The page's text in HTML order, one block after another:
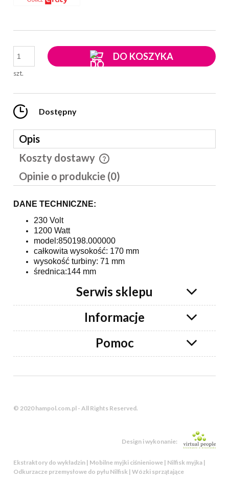
szt.
DO KOSZYKA
Dostępny
Opis
Koszty dostawy
Cena nie zawiera ewentualnych kosztów płatności
Opinie o produkcie (0)
DANE TECHNICZNE:
230 Volt
1200 Watt
model:850198.000000
całkowita wysokość: 170 mm
wysokość turbiny: 71 mm
średnica:144 mm
Serwis sklepu
Informacje
Pomoc
© 2020 hampol.com.pl - All Rights Reserved.
Design i wykonanie:
Ekstraktory do wykładzin | Mobilne myjki ciśnieniowe | Nilfisk myjka |
Odkurzacze przemysłowe do pyłu Nilfisk | Wózki sprzątające